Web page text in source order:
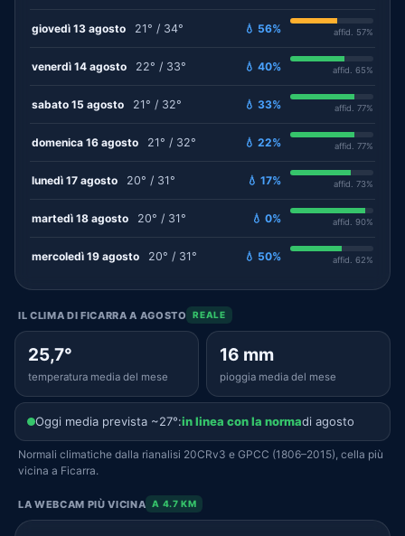
giovedì 13 agosto 21° / 34° 💧 56% affid. 57%
venerdì 14 agosto 22° / 33° 💧 40% affid. 65%
sabato 15 agosto 21° / 32° 💧 33% affid. 77%
domenica 16 agosto 21° / 32° 💧 22% affid. 77%
lunedì 17 agosto 20° / 31° 💧 17% affid. 73%
martedì 18 agosto 20° / 31° 💧 0% affid. 90%
mercoledì 19 agosto 20° / 31° 💧 50% affid. 62%
IL CLIMA DI FICARRA A AGOSTO REALE
25,7°
temperatura media del mese
16 mm
pioggia media del mese
Oggi media prevista ~27°:in linea con la normadi agosto
Normali climatiche dalla rianalisi 20CRv3 e GPCC (1806–2015), cella più
vicina a Ficarra.
LA WEBCAM PIÙ VICINA A 4.7 KM